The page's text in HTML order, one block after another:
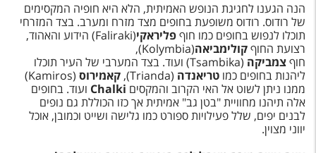
הנה הגענו לחגיגת הנופש האמיתית, הלא היא חופיה המקסימים
של רודוס. רודוס משופעת בחופים מצד מזרח ומערב. בצד המזרחי
תוכלו לנפוש בחופים כמו חוףפליראקי
(Faliraki) הידוע והאהוד,
רצועת החוףקולימביאה
(Kolymbia),
חוףצמביקה
(Tsambika) ועוד. בצד המערבי של העיר תוכלו
ליהנות בחופים כמו טריאנדה (Trianda), קאמירוס
(Kamiros)
ממנו ניתן לשוט אל האי הקרוב והמקסים Chalki ועוד. בחופים
אלה תיהנו מחוויית "בטן גב" אמיתית אך כזו הכוללת גם נופים
לבנים יפים, שלל פעילויות ספורט כמו גלישה ושייט וכמובן, אוכל
יווני מצוין.